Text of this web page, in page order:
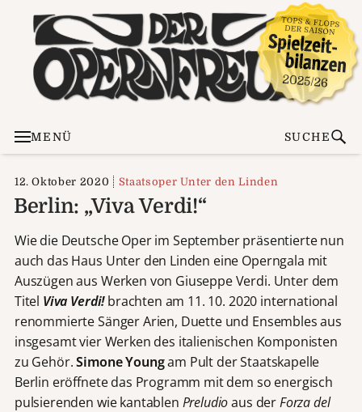
MENÜ SUCHE
12. Oktober 2020 Staatsoper Unter den Linden
Berlin: „Viva Verdi!“
Wie die Deutsche Oper im September präsentierte nun
auch das Haus Unter den Linden eine Operngala mit
Auszügen aus Werken von Giuseppe Verdi. Unter dem
Titel Viva Verdi!brachten am 11. 10. 2020 international
renommierte Sänger Arien, Duette und Ensembles aus
insgesamt vier Werken des italienischen Komponisten
zu Gehör.Simone Youngam Pult der Staatskapelle
Berlin eröffnete das Programm mit dem so energisch
pulsierenden wie kantablen Preludioaus derForza del